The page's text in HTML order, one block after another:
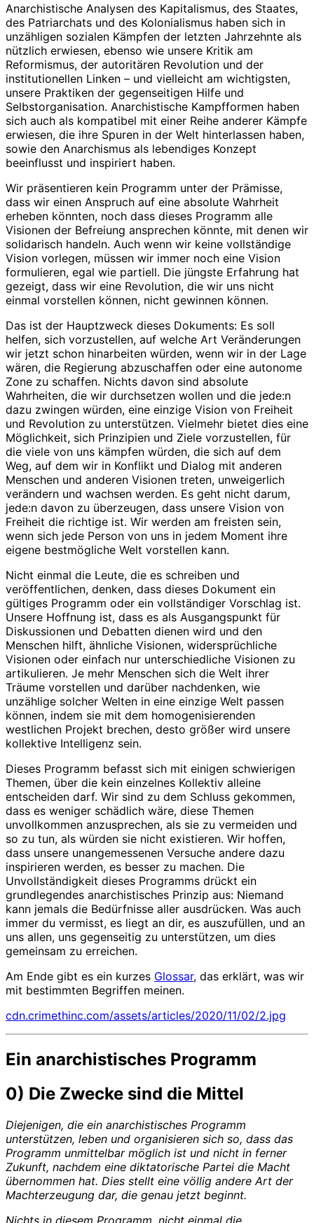
Anarchistische Analysen des Kapitalismus, des Staates,
des Patriarchats und des Kolonialismus haben sich in
unzähligen sozialen Kämpfen der letzten Jahrzehnte als
nützlich erwiesen, ebenso wie unsere Kritik am
Reformismus, der autoritären Revolution und der
institutionellen Linken – und vielleicht am wichtigsten,
unsere Praktiken der gegenseitigen Hilfe und
Selbstorganisation. Anarchistische Kampfformen haben
sich auch als kompatibel mit einer Reihe anderer Kämpfe
erwiesen, die ihre Spuren in der Welt hinterlassen haben,
sowie den Anarchismus als lebendiges Konzept
beeinflusst und inspiriert haben.
Wir präsentieren kein Programm unter der Prämisse,
dass wir einen Anspruch auf eine absolute Wahrheit
erheben könnten, noch dass dieses Programm alle
Visionen der Befreiung ansprechen könnte, mit denen wir
solidarisch handeln. Auch wenn wir keine vollständige
Vision vorlegen, müssen wir immer noch eine Vision
formulieren, egal wie partiell. Die jüngste Erfahrung hat
gezeigt, dass wir eine Revolution, die wir uns nicht
einmal vorstellen können, nicht gewinnen können.
Das ist der Hauptzweck dieses Dokuments: Es soll
helfen, sich vorzustellen, auf welche Art Veränderungen
wir jetzt schon hinarbeiten würden, wenn wir in der Lage
wären, die Regierung abzuschaffen oder eine autonome
Zone zu schaffen. Nichts davon sind absolute
Wahrheiten, die wir durchsetzen wollen und die jede:n
dazu zwingen würden, eine einzige Vision von Freiheit
und Revolution zu unterstützen. Vielmehr bietet dies eine
Möglichkeit, sich Prinzipien und Ziele vorzustellen, für
die viele von uns kämpfen würden, die sich auf dem
Weg, auf dem wir in Konflikt und Dialog mit anderen
Menschen und anderen Visionen treten, unweigerlich
verändern und wachsen werden. Es geht nicht darum,
jede:n davon zu überzeugen, dass unsere Vision von
Freiheit die richtige ist. Wir werden am freisten sein,
wenn sich jede Person von uns in jedem Moment ihre
eigene bestmögliche Welt vorstellen kann.
Nicht einmal die Leute, die es schreiben und
veröffentlichen, denken, dass dieses Dokument ein
gültiges Programm oder ein vollständiger Vorschlag ist.
Unsere Hoffnung ist, dass es als Ausgangspunkt für
Diskussionen und Debatten dienen wird und den
Menschen hilft, ähnliche Visionen, widersprüchliche
Visionen oder einfach nur unterschiedliche Visionen zu
artikulieren. Je mehr Menschen sich die Welt ihrer
Träume vorstellen und darüber nachdenken, wie
unzählige solcher Welten in eine einzige Welt passen
können, indem sie mit dem homogenisierenden
westlichen Projekt brechen, desto größer wird unsere
kollektive Intelligenz sein.
Dieses Programm befasst sich mit einigen schwierigen
Themen, über die kein einzelnes Kollektiv alleine
entscheiden darf. Wir sind zu dem Schluss gekommen,
dass es weniger schädlich wäre, diese Themen
unvollkommen anzusprechen, als sie zu vermeiden und
so zu tun, als würden sie nicht existieren. Wir hoffen,
dass unsere unangemessenen Versuche andere dazu
inspirieren werden, es besser zu machen. Die
Unvollständigkeit dieses Programms drückt ein
grundlegendes anarchistisches Prinzip aus: Niemand
kann jemals die Bedürfnisse aller ausdrücken. Was auch
immer du vermisst, es liegt an dir, es auszufüllen, und an
uns allen, uns gegenseitig zu unterstützen, um dies
gemeinsam zu erreichen.
Am Ende gibt es ein kurzes Glossar, das erklärt, was wir
mit bestimmten Begriffen meinen.
cdn.crimethinc.com/assets/articles/2020/11/02/2.jpg
Ein anarchistisches Programm
0) Die Zwecke sind die Mittel
Diejenigen, die ein anarchistisches Programm
unterstützen, leben und organisieren sich so, dass das
Programm unmittelbar möglich ist und nicht in ferner
Zukunft, nachdem eine diktatorische Partei die Macht
übernommen hat. Dies stellt eine völlig andere Art der
Machterzeugung dar, die genau jetzt beginnt.
Nichts in diesem Programm, nicht einmal die